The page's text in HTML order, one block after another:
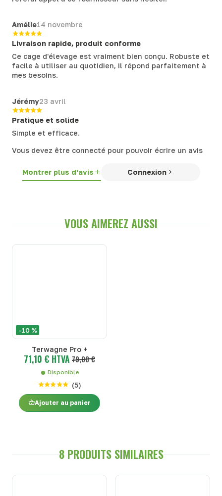
Amélie14 novembre
Livraison rapide, produit conforme
Ce cage d'élevage est vraiment bien conçu. Robuste et
facile à utiliser au quotidien, il répond parfaitement à
mes besoins.
Jérémy23 avril
Pratique et solide
Simple et efficace.
Vous devez être connecté pour pouvoir écrire un avis
Montrer plus d'avis Connexion
VOUS AIMEREZ AUSSI
-10 %
Terwagne Pro +
71,10 € HTVA 79,00 €
Disponible
(5)
Ajouter au panier
8 PRODUITS SIMILAIRES